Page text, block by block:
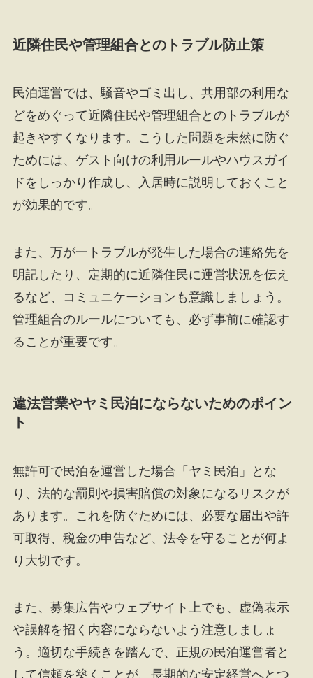
近隣住民や管理組合とのトラブル防止策
民泊運営では、騒音やゴミ出し、共用部の利用な
どをめぐって近隣住民や管理組合とのトラブルが
起きやすくなります。こうした問題を未然に防ぐ
ためには、ゲスト向けの利用ルールやハウスガイ
ドをしっかり作成し、入居時に説明しておくこと
が効果的です。
また、万が一トラブルが発生した場合の連絡先を
明記したり、定期的に近隣住民に運営状況を伝え
るなど、コミュニケーションも意識しましょう。
管理組合のルールについても、必ず事前に確認す
ることが重要です。
違法営業やヤミ民泊にならないためのポイン
ト
無許可で民泊を運営した場合「ヤミ民泊」とな
り、法的な罰則や損害賠償の対象になるリスクが
あります。これを防ぐためには、必要な届出や許
可取得、税金の申告など、法令を守ることが何よ
り大切です。
また、募集広告やウェブサイト上でも、虚偽表示
や誤解を招く内容にならないよう注意しましょ
う。適切な手続きを踏んで、正規の民泊運営者と
して信頼を築くことが、長期的な安定経営へとつ